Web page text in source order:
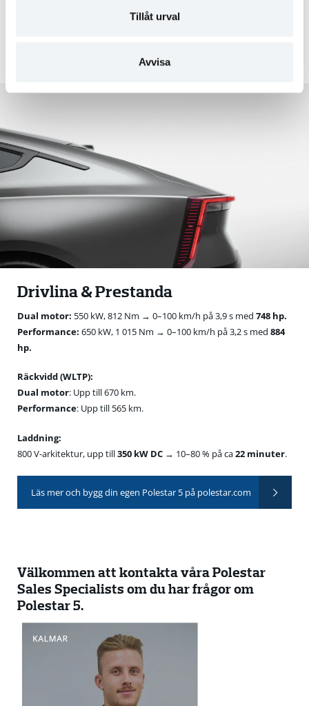
Tillåt urval
Avvisa
Drivlina & Prestanda
Dual motor: 550 kW, 812 Nm → 0–100 km/h på 3,9 s med 748 hp.
Performance: 650 kW, 1 015 Nm → 0–100 km/h på 3,2 s med 884
hp.
Räckvidd (WLTP):
Dual motor: Upp till 670 km.
Performance: Upp till 565 km.
Laddning:
800 V-arkitektur, upp till350 kW DC → 10–80 % på ca22 minuter.
Läs mer och bygg din egen Polestar 5 på polestar.com
Välkommen att kontakta våra Polestar
Sales Specialists om du har frågor om
Polestar 5.